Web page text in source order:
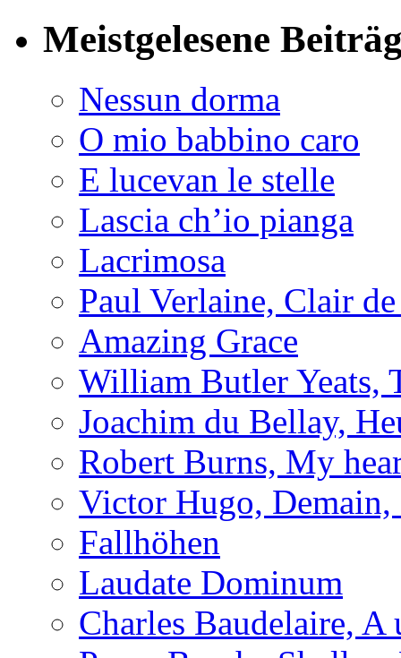
Meistgelesene
Nessun dorma
O mio babbino caro
E lucevan le stelle
Lascia ch’io pianga
Lacrimosa
Paul Verlaine, Clair
Amazing Grace
William Butler Yeats,
Joachim du Bellay,
Robert Burns, My
Victor Hugo, Demain,
Fallhöhen
Laudate Dominum
Charles Baudelaire, A